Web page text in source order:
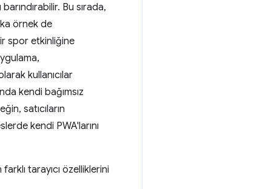
Bu sırada,
örnek de
spor etkinliğine
kullanıcılar
kendi bağımsız
satıcıların
kendi PWA'larını
tarayıcı özelliklerini